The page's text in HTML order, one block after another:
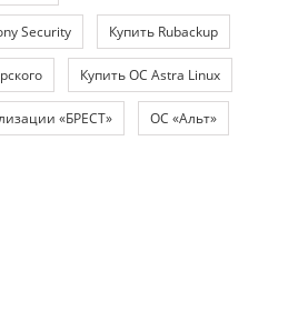
Security Купить Rubackup
Купить ОС Astra Linux
«БРЕСТ» ОС «Альт»